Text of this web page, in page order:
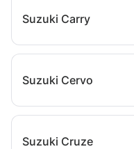
Suzuki Carry
Suzuki Cervo
Suzuki Cruze